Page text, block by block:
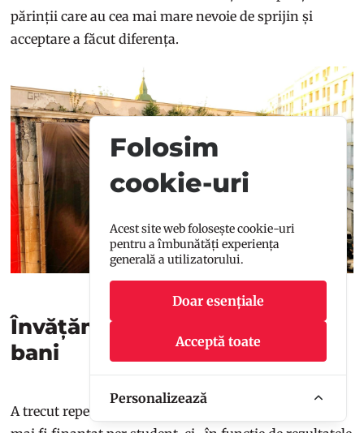
părinții care au cea mai mare nevoie de sprijin și
acceptare a făcut diferența.
Învățământul superior lovit la
bani
A trecut repede și la învățământul superior care nu va
Folosim
cookie-uri
Acest site web folosește cookie-uri
pentru a îmbunătăți experiența
generală a utilizatorului.
Doar esențiale
Acceptă toate
Personalizează